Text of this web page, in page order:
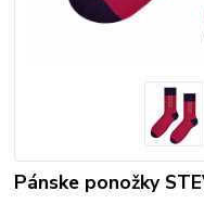
Pánske ponožky